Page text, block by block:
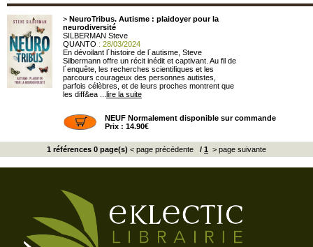
> NeuroTribus. Autisme : plaidoyer pour la
neurodiversité
SILBERMAN Steve
QUANTO : 28/03/2024
En dévoilant l´histoire de l´autisme, Steve
Silbermann offre un récit inédit et captivant. Au fil de
l´enquête, les recherches scientifiques et les
parcours courageux des personnes autistes,
parfois célèbres, et de leurs proches montrent que
les diff&ea ... lire la suite
NEUF Normalement disponible sur commande
Prix : 14.90€
1 références 0 page(s) < page précédente / 1 > page suivante